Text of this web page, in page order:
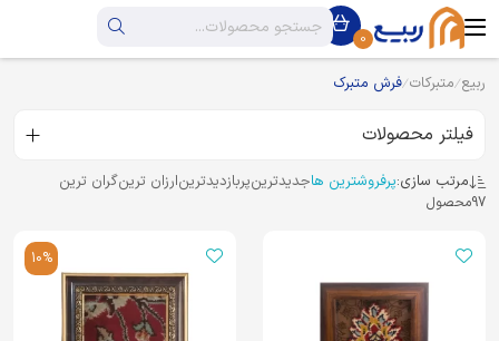
0
ربیع متبرکات فرش متبرک
فیلتر محصولات
مرتب سازی:پرفروشترین هاجدیدترینپربازدیدترینارزان ترینگران ترین
97محصول
10%